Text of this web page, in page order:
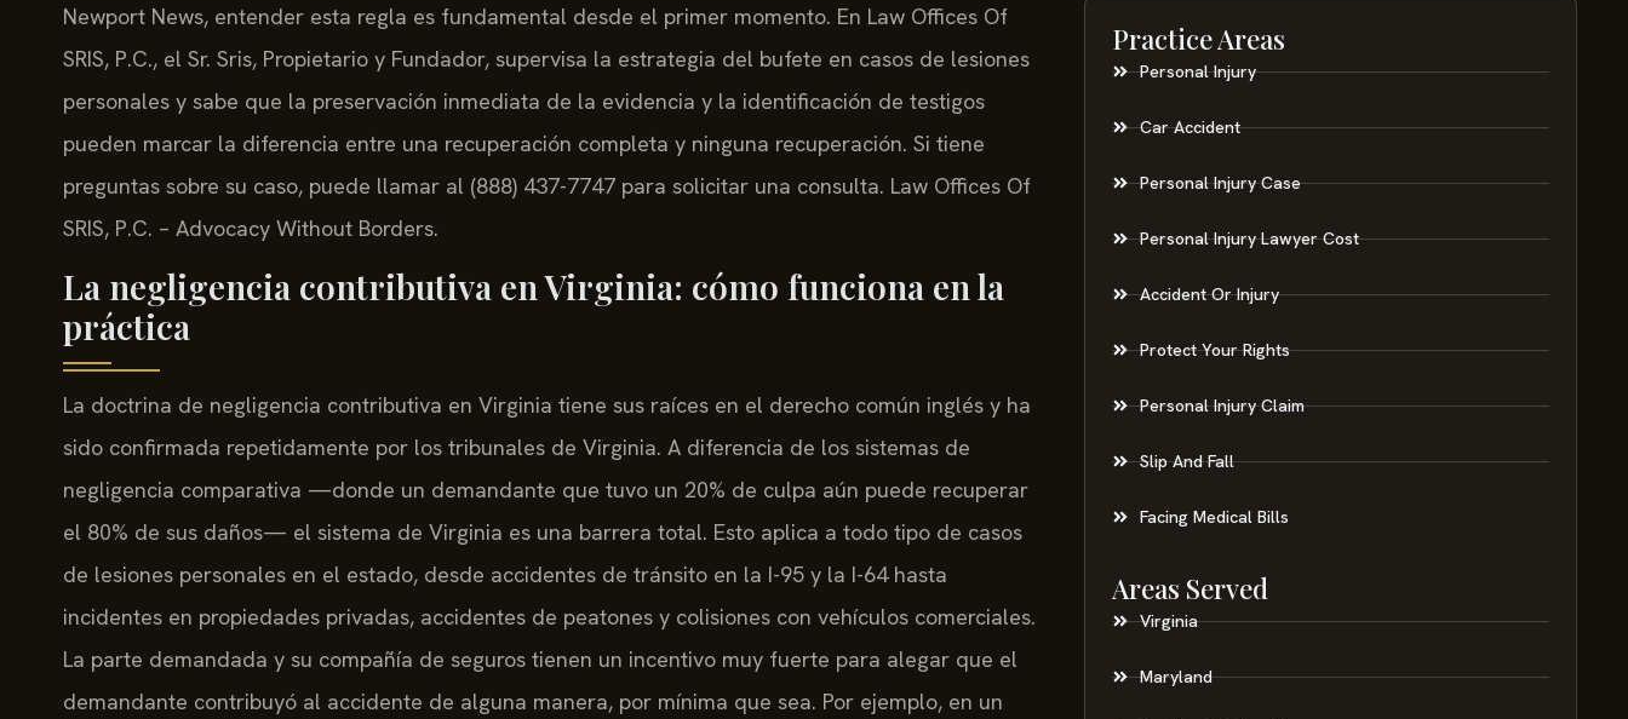
Newport News, entender esta regla es fundamental desde el primer momento. En Law Offices Of
SRIS, P.C., el Sr. Sris, Propietario y Fundador, supervisa la estrategia del bufete en casos de lesiones
personales y sabe que la preservación inmediata de la evidencia y la identificación de testigos
pueden marcar la diferencia entre una recuperación completa y ninguna recuperación. Si tiene
preguntas sobre su caso, puede llamar al (888) 437-7747 para solicitar una consulta. Law Offices Of
SRIS, P.C. – Advocacy Without Borders.
La negligencia contributiva en Virginia: cómo funciona en la
práctica
La doctrina de negligencia contributiva en Virginia tiene sus raíces en el derecho común inglés y ha
sido confirmada repetidamente por los tribunales de Virginia. A diferencia de los sistemas de
negligencia comparativa —donde un demandante que tuvo un 20% de culpa aún puede recuperar
el 80% de sus daños— el sistema de Virginia es una barrera total. Esto aplica a todo tipo de casos
de lesiones personales en el estado, desde accidentes de tránsito en la I-95 y la I-64 hasta
incidentes en propiedades privadas, accidentes de peatones y colisiones con vehículos comerciales.
La parte demandada y su compañía de seguros tienen un incentivo muy fuerte para alegar que el
demandante contribuyó al accidente de alguna manera, por mínima que sea. Por ejemplo, en un
Practice Areas
Personal Injury
Car Accident
Personal Injury Case
Personal Injury Lawyer Cost
Accident Or Injury
Protect Your Rights
Personal Injury Claim
Slip And Fall
Facing Medical Bills
Areas Served
Virginia
Maryland